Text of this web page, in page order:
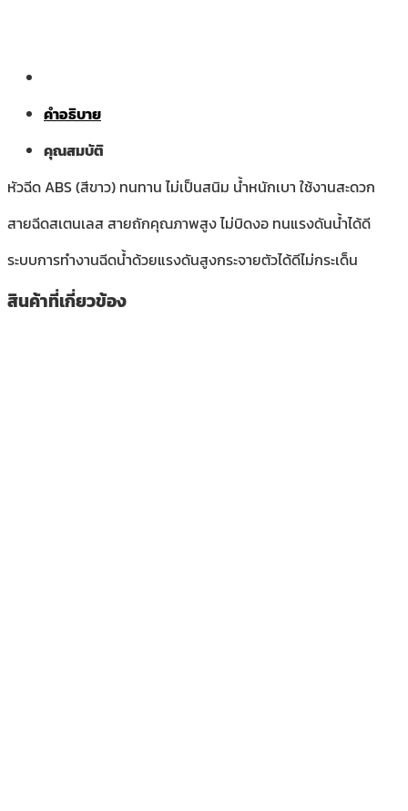
คำอธิบาย
คุณสมบัติ
หัวฉีด ABS (สีขาว) ทนทาน ไม่เป็นสนิม น้ำหนักเบา ใช้งานสะดวก
สายฉีดสเตนเลส สายถักคุณภาพสูง ไม่บิดงอ ทนแรงดันน้ำได้ดี
ระบบการทำงานฉีดน้ำด้วยแรงดันสูงกระจายตัวได้ดีไม่กระเด็น
สินค้าที่เกี่ยวข้อง